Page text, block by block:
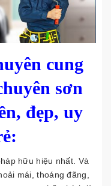
cung
sơn
đẹp, uy
hữu hiệu nhất. Và
mái, thoáng đãng,